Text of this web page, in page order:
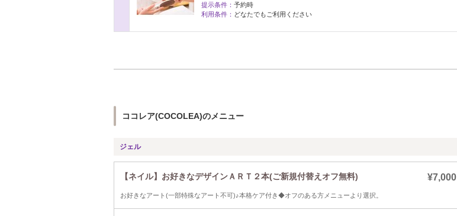
提示条件： 予約時
利用条件： どなたでもご利用ください
ココレア(COCOLEA)のメニュー
ジェル
【ネイル】お好きなデザインＡＲＴ２本(ご新規付替えオフ無料) ¥7,000
お好きなアート(一部特殊なアート不可)♪本格ケア付き◆オフのある方メニューより選択。